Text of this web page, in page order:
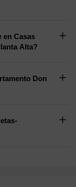
en Casas
Alta?
Don